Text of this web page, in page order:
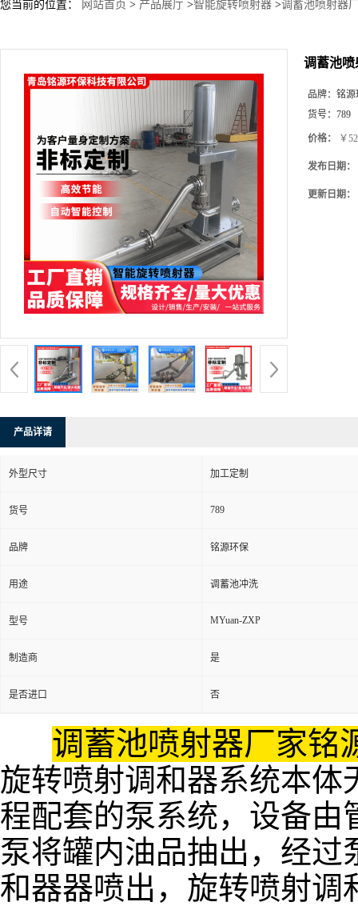
您当前的位置： 网站首页 > 产品展厅 >智能旋转喷射器 >调蓄池喷射器
调蓄池喷
品牌： 铭源
货号： 789
价格： ￥
发布日期：
更新日期：
产品详请
外型尺寸 加工定制
货号 789
品牌 铭源环保
用途 调蓄池冲洗
型号 MYuan-ZXP
制造商 是
是否进口 否
调蓄池喷射器厂家铭
旋转喷射调和器系统本体
程配套的泵系统，设备由
泵将罐内油品抽出，经
和器器喷出，旋转喷射调